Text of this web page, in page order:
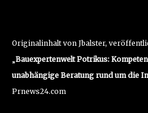
Originalinhalt von Jbalster,
Bauexpertenwelt Potrikus:
unabhängige Beratung rund um die
Prnews24.com